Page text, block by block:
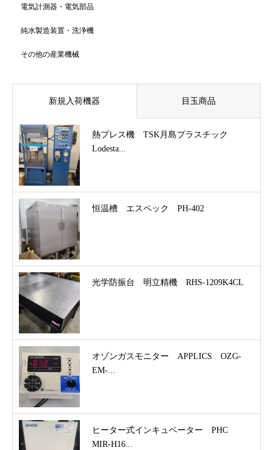
電気計測器・電気部品
純水製造装置・洗浄機
その他の産業機械
新規入荷機器 目玉商品
熱プレス機 TSK月島プラスチック
Lodesta...
恒温槽 エスペック PH-402
光学防振台 明立精機 RHS-1209K4CL
オゾンガスモニター APPLICS OZG-
EM-...
ヒーター式インキュベーター PHC
MIR-H16...